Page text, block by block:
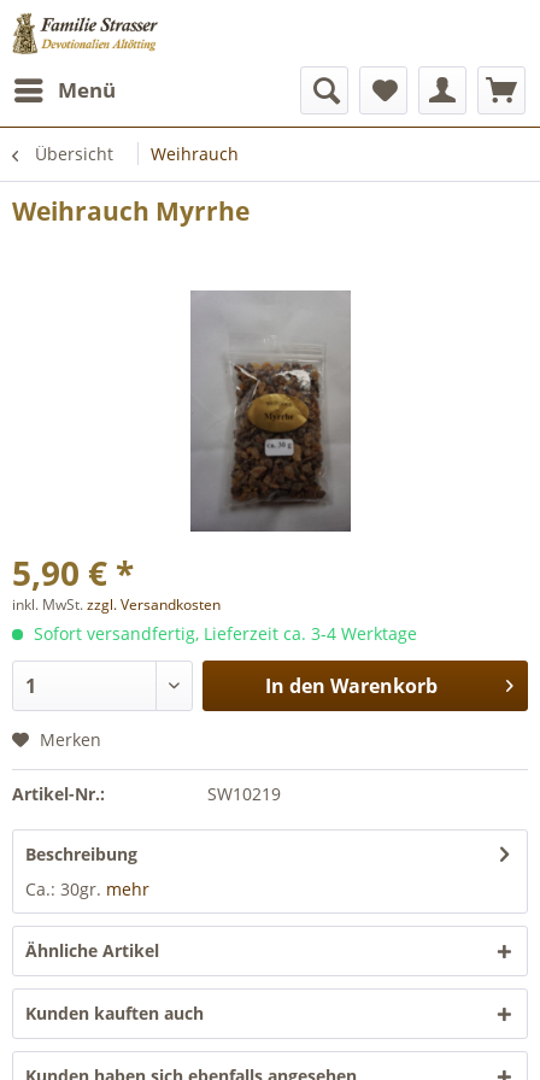
Menü
Übersicht Weihrauch
Weihrauch Myrrhe
5,90 € *
inkl. MwSt.zzgl. Versandkosten
Sofort versandfertig, Lieferzeit ca. 3-4 Werktage
In den Warenkorb
Merken
Artikel-Nr.: SW10219
Beschreibung
Ca.: 30gr. mehr
Ähnliche Artikel
Kunden kauften auch